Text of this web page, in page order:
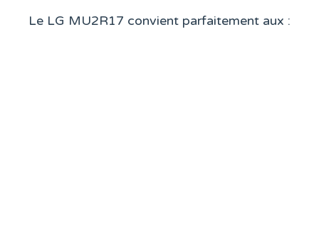
Le LG MU2R17 convient parfaitement aux :